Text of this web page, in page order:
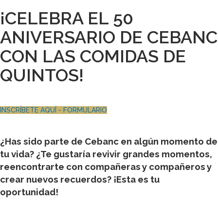
¡CELEBRA EL 50
ANIVERSARIO DE CEBANC
CON LAS COMIDAS DE
QUINTOS!
INSCRÍBETE AQUÍ - FORMULARIO
¿Has sido parte de Cebanc en algún momento de
tu vida? ¿Te gustaría revivir grandes momentos,
reencontrarte con compañeras y compañeros y
crear nuevos recuerdos? ¡Esta es tu
oportunidad!